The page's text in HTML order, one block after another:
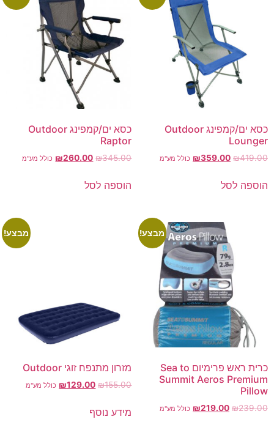
כסא ים/קמפינג Outdoor
Lounger
₪419.00
₪359.00 כולל מע"מ
הוספה לסל
כסא ים/קמפינג Outdoor
Raptor
₪345.00
₪260.00 כולל מע"מ
הוספה לסל
מבצע!
כרית ראש פרימיום Sea to
Summit Aeros Premium
Pillow
₪239.00
₪219.00 כולל מע"מ
מבצע!
מזרון מתנפח זוגי Outdoor
₪155.00
₪129.00 כולל מע"מ
מידע נוסף